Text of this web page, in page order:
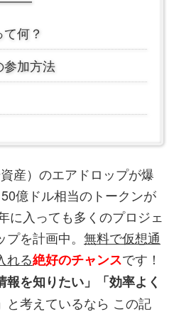
何？
参加方法
産）のエアドロップが爆
億ドル相当のトークンが
に入っても多くのプロジェ
を計画中。 無料で仮想通
れる絶好のチャンスです！
報を知りたい」「効率よく
と考えているなら この記